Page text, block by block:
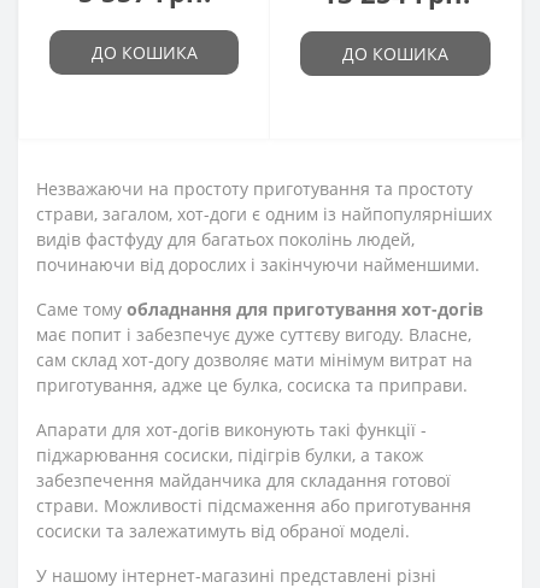
ДО КОШИКА ДО КОШИКА
Незважаючи на простоту приготування та простоту
страви, загалом, хот-доги є одним із найпопулярніших
видів фастфуду для багатьох поколінь людей,
починаючи від дорослих і закінчуючи найменшими.
Саме тому обладнання для приготування хот-догів
має попит і забезпечує дуже суттєву вигоду. Власне,
сам склад хот-догу дозволяє мати мінімум витрат на
приготування, адже це булка, сосиска та приправи.
Апарати для хот-догів виконують такі функції -
піджарювання сосиски, підігрів булки, а також
забезпечення майданчика для складання готової
страви. Можливості підсмаження або приготування
сосиски та залежатимуть від обраної моделі.
У нашому інтернет-магазині представлені різні